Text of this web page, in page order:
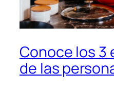
Conoce los 3
de las